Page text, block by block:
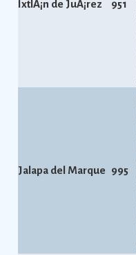
IxtlÃ¡n de JuÃ¡rez 951
Jalapa del Marque 995